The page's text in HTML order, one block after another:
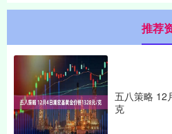
推荐
五八策略 12
克